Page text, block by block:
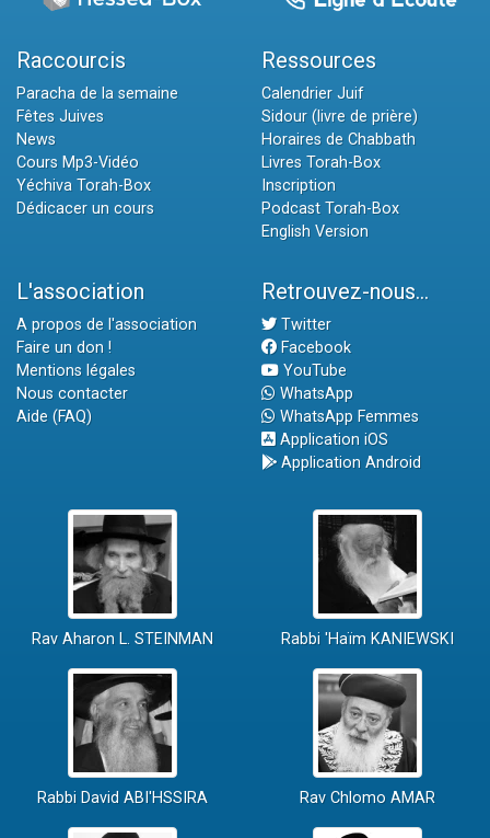
Raccourcis
Paracha de la semaine
Fêtes Juives
News
Cours Mp3-Vidéo
Yéchiva Torah-Box
Dédicacer un cours
Ressources
Calendrier Juif
Sidour (livre de prière)
Horaires de Chabbath
Livres Torah-Box
Inscription
Podcast Torah-Box
English Version
L'association
A propos de l'association
Faire un don !
Mentions légales
Nous contacter
Aide (FAQ)
Retrouvez-nous...
Twitter
Facebook
YouTube
WhatsApp
WhatsApp Femmes
Application iOS
Application Android
Rav Aharon L. STEINMAN Rabbi 'Haïm KANIEWSKI
Rabbi David ABI'HSSIRA Rav Chlomo AMAR